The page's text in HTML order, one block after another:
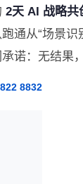
2天 AI 战略共
通从“场景识
诺：无结果
8832